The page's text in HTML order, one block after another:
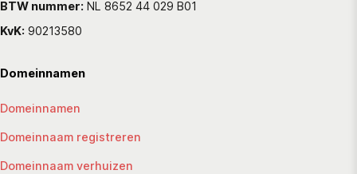
BTW nummer: NL 8652 44 029 B01
KvK: 90213580
Domeinnamen
Domeinnamen
Domeinnaam registreren
Domeinnaam verhuizen